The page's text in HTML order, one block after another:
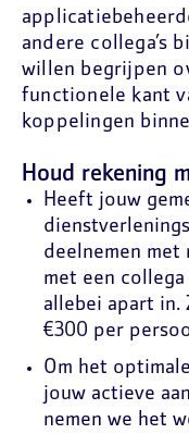
andere collega’s
willen begrijpen
functionele kant
koppelingen
Houd rekening
Heeft jouw
deelnemen met
met een
allebei apart in.
€300 per
Om het
jouw actieve
nemen we het